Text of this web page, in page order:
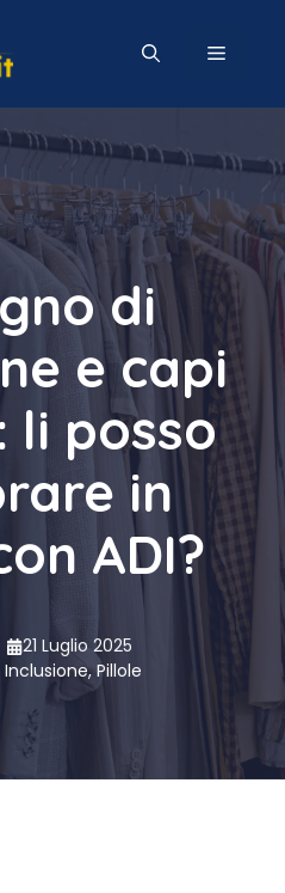
MENU
di
e capi
posso
in
ADI?
21 Luglio 2025
Inclusione,Pillole